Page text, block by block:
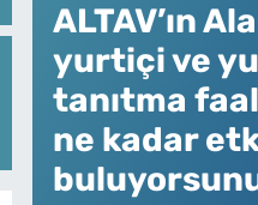
ALTAV’ın
yurtiçi ve
tanıtma
ne kadar